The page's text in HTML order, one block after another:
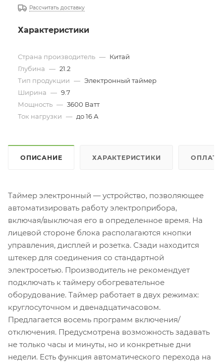
Рассчитать доставку
Характеристики
Страна производитель — Китай
Глубина — 21.2
Тип продукции — Электронный таймер
Ширина — 9.7
Мощность — 3600 Ватт
Ток нагрузки — до 16 А
ОПИСАНИЕ ХАРАКТЕРИСТИКИ
Таймер электронный — устройство, позволяющее
автоматизировать работу электроприбора,
включая/выключая его в определенное время. На
лицевой стороне блока располагаются кнопки
управления, дисплей и розетка. Сзади находится
штекер для соединения со стандартной
электросетью. Производитель не рекомендует
подключать к таймеру обогревательное
оборудование. Таймер работает в двух режимах:
круглосуточном и двенадцатичасовом.
Предлагается восемь программ включения/
отключения. Предусмотрена возможность задавать
не только часы и минуты, но и конкретные дни
недели. Есть функция автоматического перехода на